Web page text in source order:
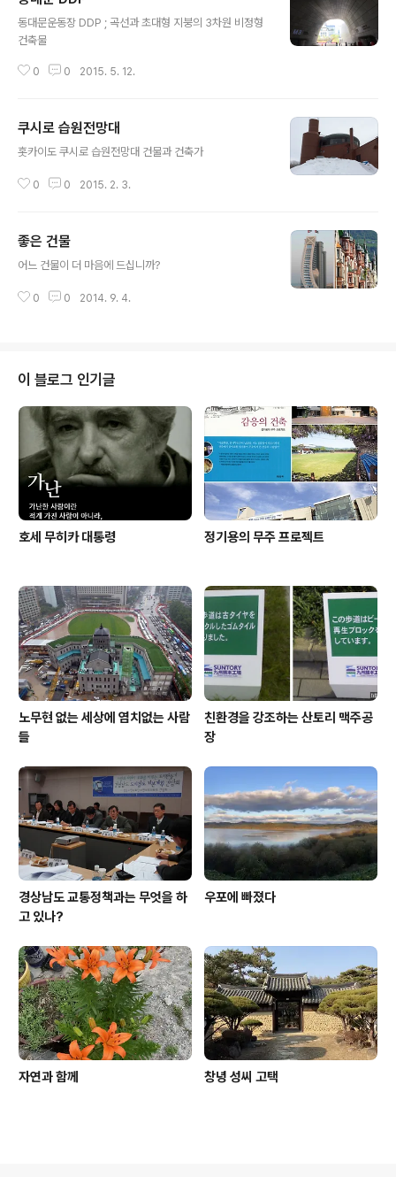
​​동대문운동장 DDP ; 곡선과 초대형 지붕의 3차원 비정형
건축물​​
0 0 2015. 5. 12.
쿠시로 습원전망대
​​홋카이도 쿠시로 습원전망대 건물과 건축가​​​​​​​​
0 0 2015. 2. 3.
좋은 건물
어느 건물이 더 마음에 드십니까?​​​
0 0 2014. 9. 4.
이 블로그 인기글
호세 무히카 대통령 정기용의 무주 프로젝트
노무현 없는 세상에 염치없는 사람
들
친환경을 강조하는 산토리 맥주공
장
경상남도 교통정책과는 무엇을 하
고 있나?
우포에 빠졌다
자연과 함께 창녕 성씨 고택